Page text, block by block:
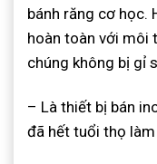
bánh răng cơ học.
hoàn toàn với môi
chúng không bị gỉ
– Là thiết bị bán
đã hết tuổi thọ